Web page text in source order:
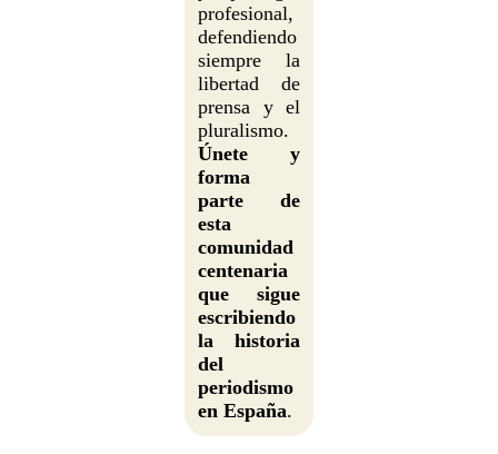
profesional,
defendiendo
siempre la
libertad de
prensa y el
pluralismo.
Únete y
forma
parte de
esta
comunidad
centenaria
que sigue
escribiendo
la historia
del
periodismo
en España.